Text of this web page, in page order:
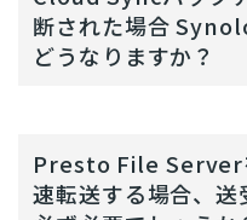
断された場合
どうなりますか？
Presto File Server
速転送する場合、